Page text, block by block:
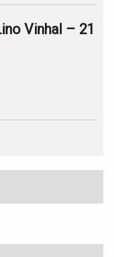
Vinhal – 21